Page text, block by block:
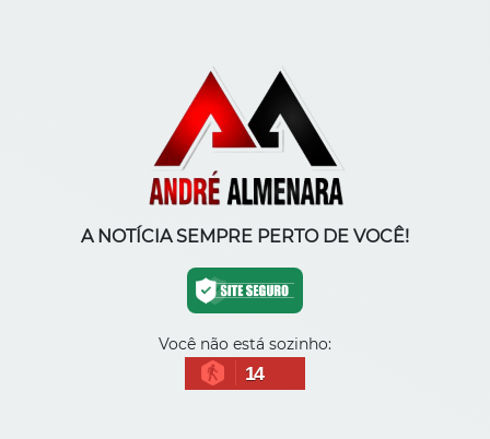
A NOTÍCIA SEMPRE PERTO DE VOCÊ!
Você não está sozinho:
14